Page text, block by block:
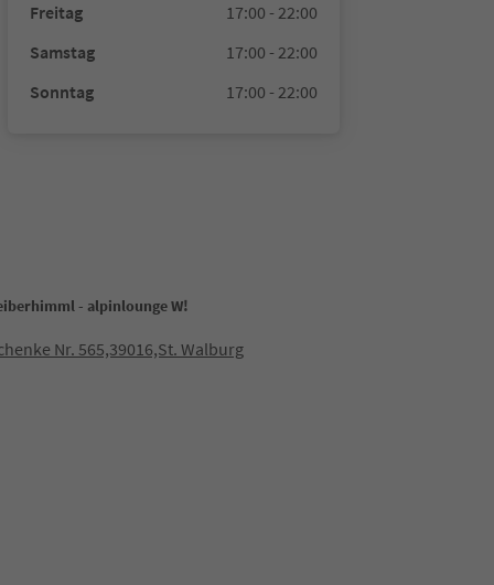
Freitag
17:00 - 22:00
Samstag
17:00 - 22:00
Sonntag
17:00 - 22:00
- alpinlounge W!
Nr. 565,39016,St. Walburg